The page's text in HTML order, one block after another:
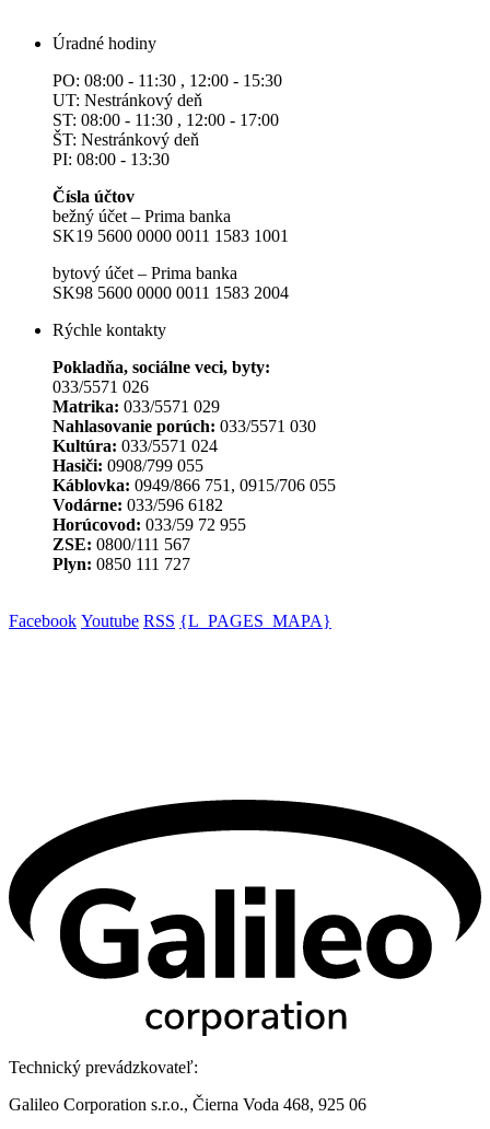
Úradné hodiny
PO: 08:00 - 11:30 , 12:00 - 15:30
UT: Nestránkový deň
ST: 08:00 - 11:30 , 12:00 - 17:00
ŠT: Nestránkový deň
PI: 08:00 - 13:30
Čísla účtov
bežný účet – Prima banka
SK19 5600 0000 0011 1583 1001
bytový účet – Prima banka
SK98 5600 0000 0011 1583 2004
Rýchle kontakty
Pokladňa, sociálne veci, byty:
033/5571 026
Matrika: 033/5571 029
Nahlasovanie porúch: 033/5571 030
Kultúra: 033/5571 024
Hasiči: 0908/799 055
Káblovka: 0949/866 751, 0915/706 055
Vodárne: 033/596 6182
Horúcovod: 033/59 72 955
ZSE: 0800/111 567
Plyn: 0850 111 727
Facebook Youtube RSS {L_PAGES_MAPA}
Technický prevádzkovateľ:
Galileo Corporation s.r.o., Čierna Voda 468, 925 06